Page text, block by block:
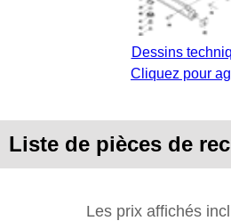
Dessins
Cliquez pour
Liste de pièces de
Les prix affichés